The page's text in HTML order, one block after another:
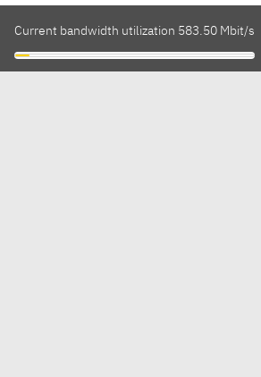
Current bandwidth utilization 583.50 Mbit/s